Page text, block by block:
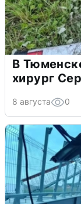
В
хирург
8 августа 0